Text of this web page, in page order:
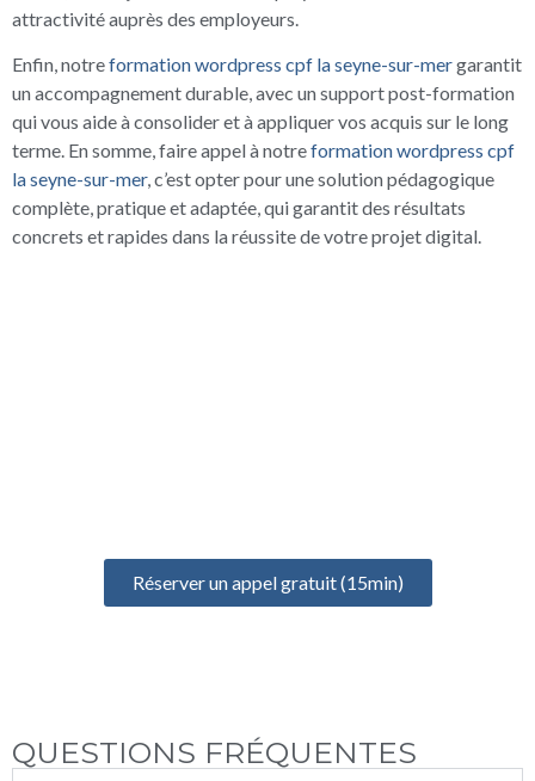
attractivité auprès des employeurs.
Enfin, notreformation wordpress cpf la seyne-sur-mergarantit
un accompagnement durable, avec un support post-formation
qui vous aide à consolider et à appliquer vos acquis sur le long
terme. En somme, faire appel à notreformation wordpress cpf
la seyne-sur-mer, c’est opter pour une solution pédagogique
complète, pratique et adaptée, qui garantit des résultats
concrets et rapides dans la réussite de votre projet digital.
Réserver un appel gratuit (15min)
QUESTIONS FRÉQUENTES